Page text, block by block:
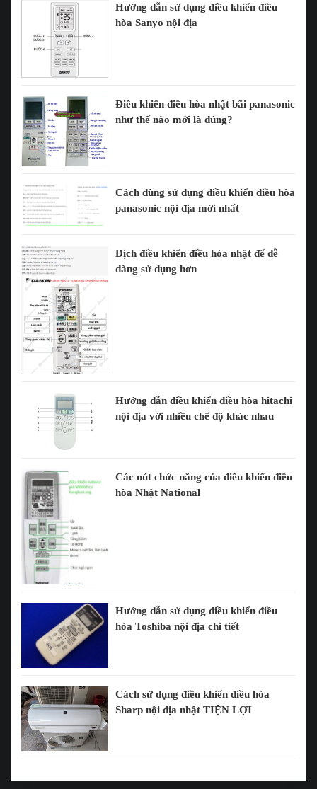
Hướng dẫn sử dụng điều khiển điều
hòa Sanyo nội địa
Điều khiển điều hòa nhật bãi panasonic
như thế nào mới là đúng?
Cách dùng sử dụng điều khiển điều hòa
panasonic nội địa mới nhất
Dịch điều khiển điều hòa nhật để dễ
dàng sử dụng hơn
Hướng dẫn điều khiển điều hòa hitachi
nội địa với nhiều chế độ khác nhau
Các nút chức năng của điều khiển điều
hòa Nhật National
Hướng dẫn sử dụng điều khiển điều
hòa Toshiba nội địa chi tiết
Cách sử dụng điều khiển điều hòa
Sharp nội địa nhật TIỆN LỢI